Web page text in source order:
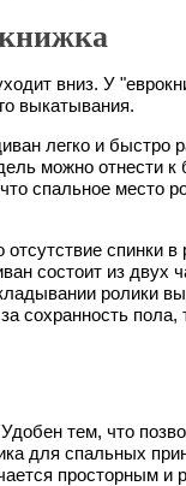
вниз. У
выкатывания.
легко и
можно
спальное место
спинки
состоит из
ролики
сохранность
тем, что
для спальных
просторным и